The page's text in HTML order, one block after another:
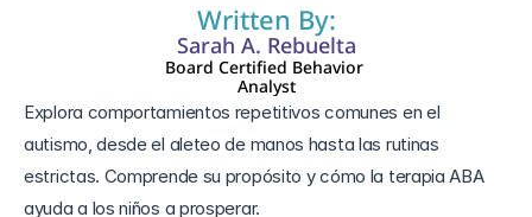
Written By:
Sarah A. Rebuelta
Board Certified Behavior
Analyst
Explora comportamientos repetitivos comunes en el
autismo, desde el aleteo de manos hasta las rutinas
estrictas. Comprende su propósito y cómo la terapia ABA